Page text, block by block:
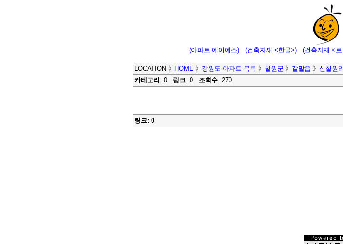
(아파트 에이에스) (건축자재 <한글>) (건축자재 <
LOCATION 》 HOME 》 강원도-아파트 목록 》 철원군 》 갈말읍 》 신철원리
카테고리 : 0 링크: 0 조회수: 270
링크: 0